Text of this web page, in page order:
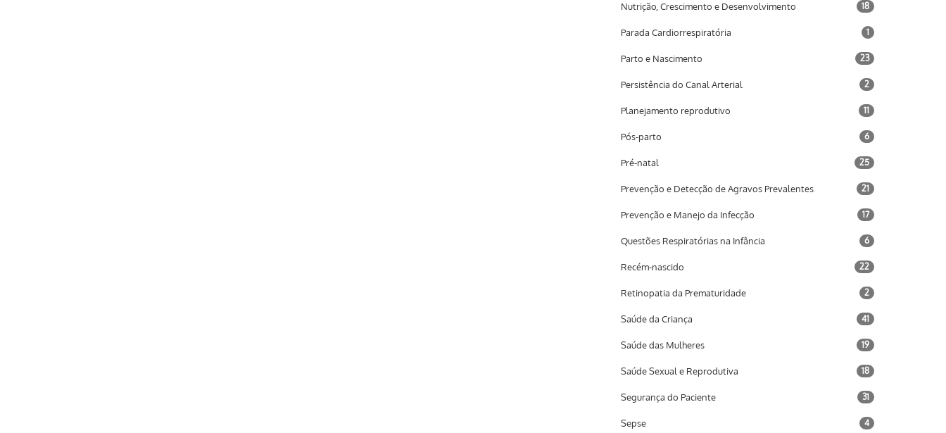
Nutrição, Crescimento e Desenvolvimento 18
Parada Cardiorrespiratória 1
Parto e Nascimento 23
Persistência do Canal Arterial 2
Planejamento reprodutivo 11
Pós-parto 6
Pré-natal 25
Prevenção e Detecção de Agravos Prevalentes 21
Prevenção e Manejo da Infecção 17
Questões Respiratórias na Infância 6
Recém-nascido 22
Retinopatia da Prematuridade 2
Saúde da Criança 41
Saúde das Mulheres 19
Saúde Sexual e Reprodutiva 18
Segurança do Paciente 31
Sepse 4